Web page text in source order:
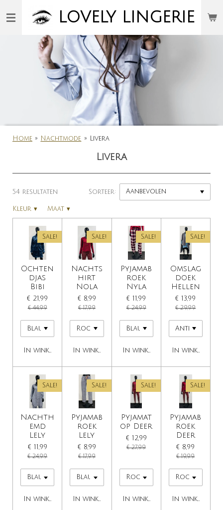
direct
hoofdinhoud
LOVELY LINGERIE
Home » Nachtmode » Livera
Livera
54 resultaten Sorteer:
Kleur ▾ Maat ▾
Sale!
Ochten
djas
Bibi
€ 21,99
€ 44,99
In winkelwagen
Sale!
Nachts
hirt
Nola
€ 8,99
€ 17,99
In winkelwagen
Sale!
Pyjamab
roek
Nyla
€ 11,99
€ 24,99
In winkelwagen
Sale!
Omslag
doek
Hellen
€ 13,99
€ 29,99
In
Sale!
Nachth
emd
Lely
€ 11,99
€ 24,99
In winkelwagen
Sale!
Pyjamab
roek
Lely
€ 8,99
€ 17,99
In winkelwagen
Sale!
Pyjamat
op Deer
€ 12,99
€ 27,99
In winkelwagen
Sale!
Pyjamab
roek
Deer
€ 8,99
€ 19,99
In